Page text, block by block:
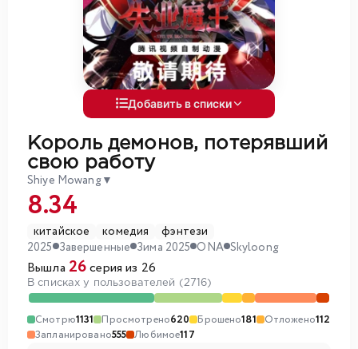
Добавить в списки
Король демонов, потерявший
свою работу
Shiye Mowang▼
8.34
китайское комедия
фэнтези
2025 Завершенные Зима 2025 ONA Skyloong
Вышла 26серия из 26
В списках у пользователей (2716)
Смотрю1131 Просмотрено620 Брошено181 Отложено112
Запланировано555 Любимое117